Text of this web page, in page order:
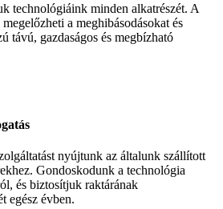
technológiáink minden alkatrészét. A
a meghibásodásokat és
távú, gazdaságos és megbízható
nyújtunk az általunk szállított
Gondoskodunk a technológia
és biztosítjuk raktárának
egész évben.